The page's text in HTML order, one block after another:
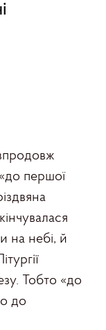
першої
на небі, й
Тобто «до
до